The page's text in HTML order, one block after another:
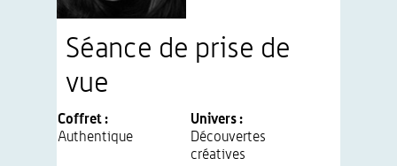
Séance de prise de
vue
Coffret :
Authentique
Univers :
Découvertes
créatives